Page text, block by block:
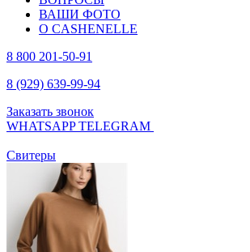
ВАШИ ФОТО
О CASHENELLE
8 800 201-50-91
8 (929) 639-99-94
Заказать звонок
WHATSAPPTELEGRAM
Свитеры